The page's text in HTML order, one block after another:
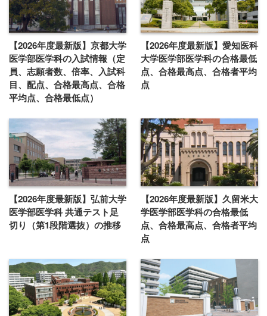
【2026年度最新版】京都大学
医学部医学科の入試情報（定
員、志願者数、倍率、入試科
目、配点、合格最高点、合格
平均点、合格最低点）
【2026年度最新版】愛知医科
大学医学部医学科の合格最低
点、合格最高点、合格者平均
点
【2026年度最新版】弘前大学
医学部医学科 共通テスト足
切り（第1段階選抜）の推移
【2026年度最新版】久留米大
学医学部医学科の合格最低
点、合格最高点、合格者平均
点